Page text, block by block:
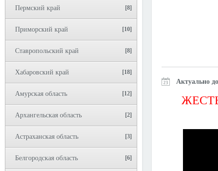
Пермский край [8]
Приморский край [10]
Ставропольский край [8]
Хабаровский край [18]
Амурская область [12]
Архангельская область [2]
Астраханская область [3]
Белгородская область [6]
Актуально